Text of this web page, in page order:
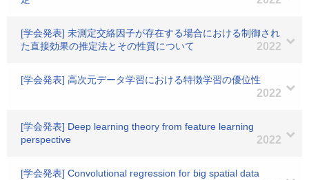
[学会発表] 未測定交絡因子が存在する場合における制御され
た直接効果の推定法とその性質について
2022
[学会発表] 高次元データ学習における特徴学習の優位性
2022
[学会発表] Deep learning theory from feature learning
perspective
2022
[学会発表] Convolutional regression for big spatial data